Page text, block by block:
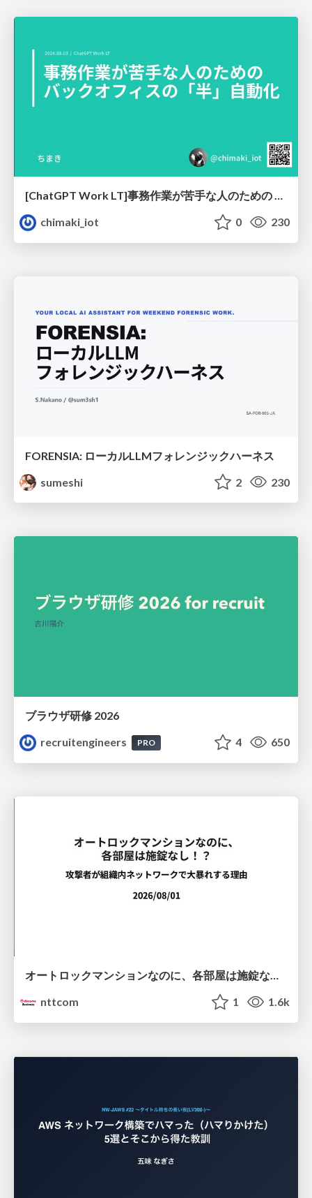
[ChatGPT Work LT]事務作業が苦手な人のための バックオフィスの「半」自動化
chimaki_iot
0 230
FORENSIA: ローカルLLMフォレンジックハーネス
sumeshi
2 230
ブラウザ研修 2026
recruitengineers
PRO 4 650
オートロックマンションなのに、各部屋は施錠なし！？ 攻撃者が組織内ネットワークで大暴れする理由 / The Front Door Is Locked, but the Rooms Are Wide Open: Why Attackers Move Freely Inside Enterprise Networks
nttcom
1 1.6k